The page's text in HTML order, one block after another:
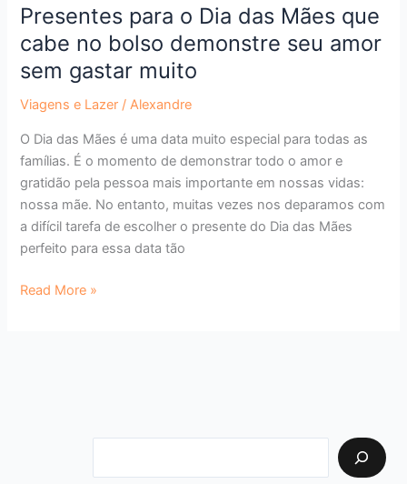
Presentes para o Dia das Mães que
cabe no bolso demonstre seu amor
sem gastar muito
Viagens e Lazer /Alexandre
O Dia das Mães é uma data muito especial para todas as
famílias. É o momento de demonstrar todo o amor e
gratidão pela pessoa mais importante em nossas vidas:
nossa mãe. No entanto, muitas vezes nos deparamos com
a difícil tarefa de escolher o presente do Dia das Mães
perfeito para essa data tão
amor
sem
gastar
muito
Read More »